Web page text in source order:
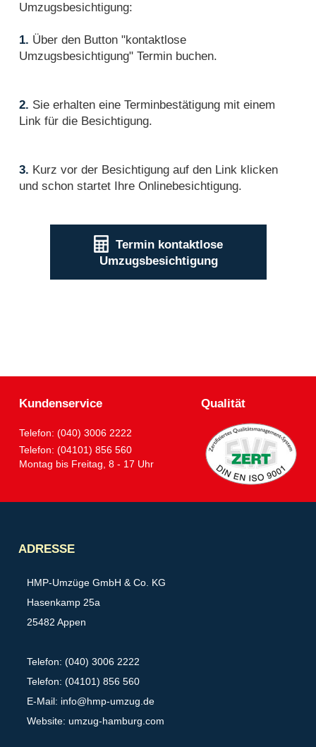
Umzugsbesichtigung:
1. Über den Button "kontaktlose
Umzugsbesichtigung" Termin buchen.
2. Sie erhalten eine Terminbestätigung mit einem
Link für die Besichtigung.
3. Kurz vor der Besichtigung auf den Link klicken
und schon startet Ihre Onlinebesichtigung.
Termin kontaktlose
Umzugsbesichtigung
Kundenservice
Telefon: (040) 3006 2222
Telefon: (04101) 856 560
Montag bis Freitag, 8 - 17 Uhr
Qualität
ADRESSE
HMP-Umzüge GmbH & Co. KG
Hasenkamp 25a
25482 Appen
Telefon: (040) 3006 2222
Telefon: (04101) 856 560
E-Mail: info@hmp-umzug.de
Website: umzug-hamburg.com